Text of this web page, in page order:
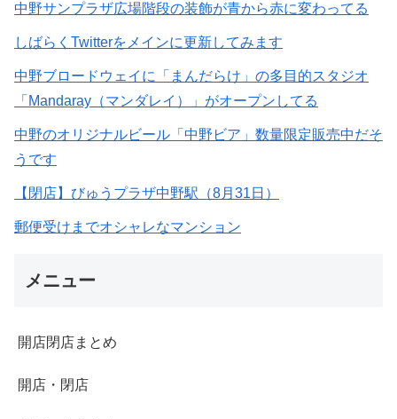
中野サンプラザ広場階段の装飾が青から赤に変わってる
しばらくTwitterをメインに更新してみます
中野ブロードウェイに「まんだらけ」の多目的スタジオ
「Mandaray（マンダレイ）」がオープンしてる
中野のオリジナルビール「中野ビア」数量限定販売中だそ
うです
【閉店】びゅうプラザ中野駅（8月31日）
郵便受けまでオシャレなマンション
メニュー
開店閉店まとめ
開店・閉店